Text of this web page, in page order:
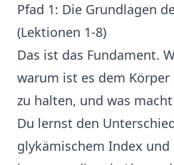
Pfad 1: Die Grundlagen
(Lektionen 1-8)
Das ist das Fundament.
warum ist es dem
zu halten, und was
Du lernst den
glykämischem Index und